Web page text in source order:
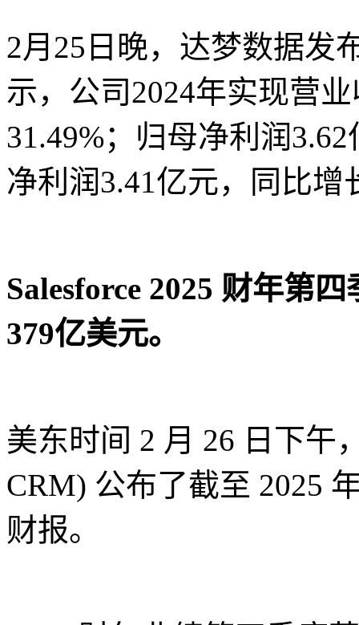
2月25日晚，达梦数据发
示，公司2024年实现营
31.49%；归母净利润
净利润3.41亿元，同比增
Salesforce 2025 财年第
379亿美元。
美东时间 2 月 26 日下午
CRM) 公布了截至 2025
财报。